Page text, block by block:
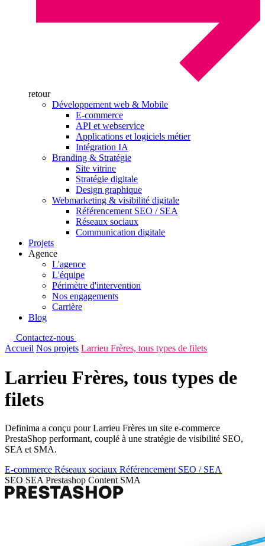
retour
Développement web & Mobile
E-commerce
API et webservice
Applications et logiciels métier
Intégration IA
Branding & Stratégie
Site vitrine
Stratégie digitale
Design graphique
Webmarketing & visibilité digitale
Référencement SEO / SEA
Réseaux sociaux
Communication digitale
Projets
Agence
L'agence
L'équipe
Périmètre d'intervention
Nos engagements
Carrière
Blog
Contactez-nous
Accueil Nos projets Larrieu Frères, tous types de filets
Larrieu Frères, tous types de
filets
Definima a conçu pour Larrieu Frères un site e-commerce
PrestaShop performant, couplé à une stratégie de visibilité SEO,
SEA et SMA.
E-commerce Réseaux sociaux Référencement SEO / SEA
SEO SEA Prestashop Content SMA